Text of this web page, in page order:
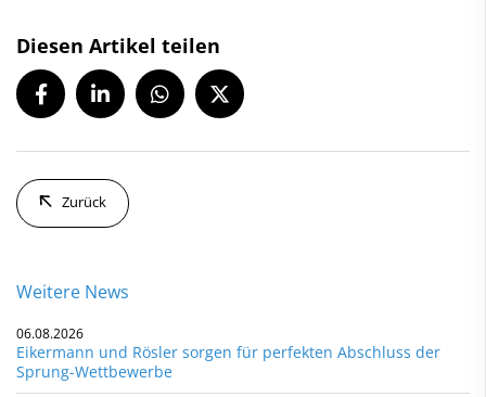
Diesen Artikel teilen
Zurück
Weitere News
06.08.2026
Eikermann und Rösler sorgen für perfekten Abschluss der
Sprung-Wettbewerbe